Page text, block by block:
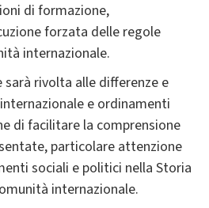
di formazione,
forzata delle regole
internazionale.
rivolta alle differenze e
e ordinamenti
di facilitare la comprensione
particolare attenzione
sociali e politici nella Storia
internazionale.